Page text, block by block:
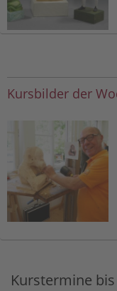
Kursbilder der
Kurstermine